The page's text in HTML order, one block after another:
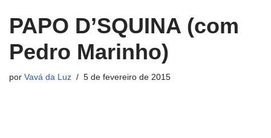
PAPO D’SQUINA (com
Pedro Marinho)
por Vavá da Luz 5 de fevereiro de 2015